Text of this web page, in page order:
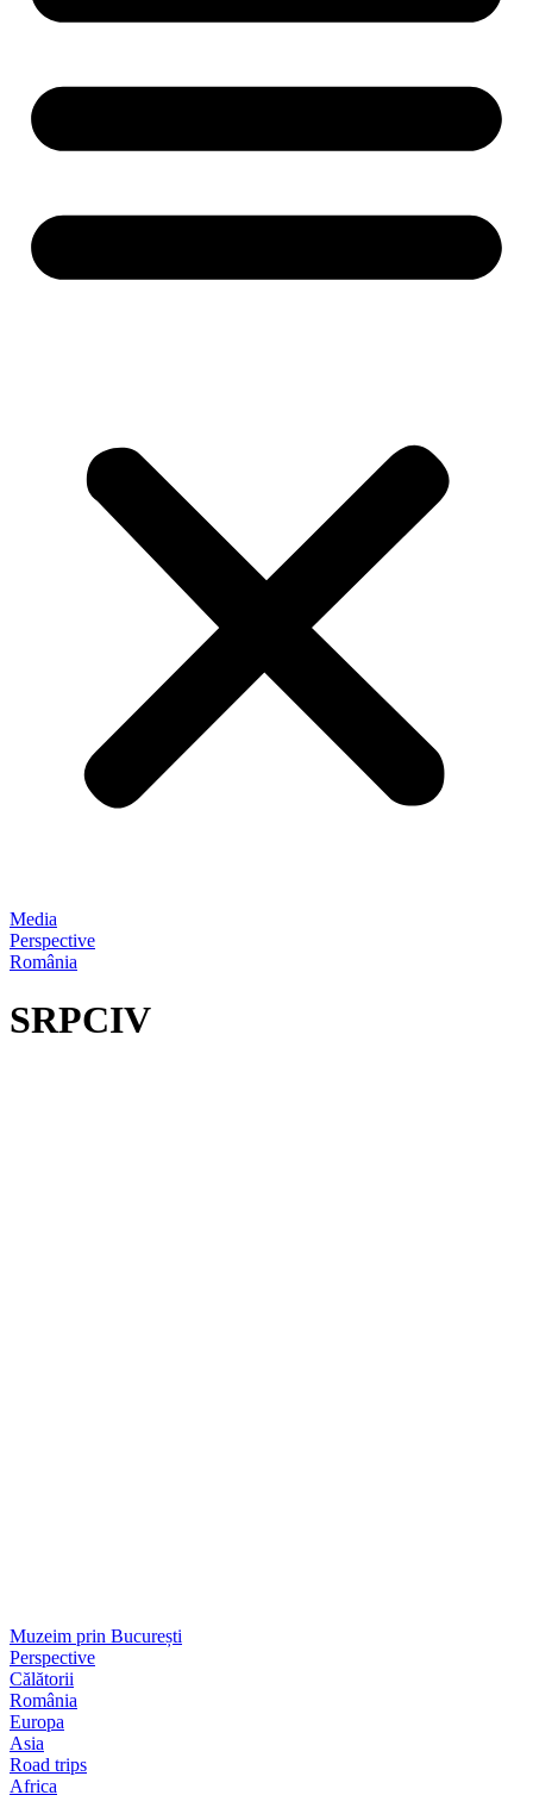
Media
Perspective
România
SRPCIV
Muzeim prin București
Perspective
Călătorii
România
Europa
Asia
Road trips
Africa